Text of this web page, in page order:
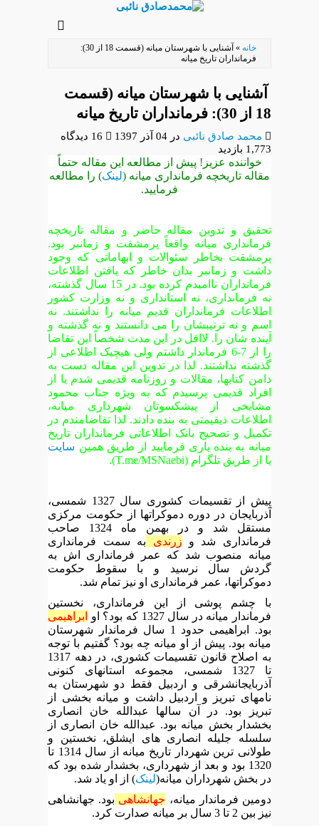
محتوای
اصلی
خانه »
آشنایی با شهرستان میانه (قسمت 18 از 30):
فرمانداران تاریخ میانه
آشنایی با شهرستان میانه (قسمت
18 از 30): فرمانداران تاریخ میانه
محمد صادق نائبی در 04 آذر 1397
1,773 بازدید
خواننده عزیز! پیش از مطالعه این مقاله حتماً
مقاله تاریخچه فرمانداری میانه (لینک) را مطالعه
فرمایید.
تحقیق و تدوین مقاله حاضر و مقاله تاریخچه
فرمانداری میانه واقعاً پرمشقت و زمانبر بود.
پرمشقت بخاطر سئوالات و ابهاماتی که وجود
داشت و زمانبر بدان خاطر که یافتن اطلاعات
فرمانداران ناامیدم کرده بود. در 15 سال گذشته،
نه فرمانداری، نه استانداری و نه وزارت کشور
اطلاعات فرمانداران قدیم میانه را نداشتند. نه
اسم و نه ترتیبشان را می دانستند و نه گذشته و
آینده شان را. لااقل در این مدت شخصاً این تقاضا
را از 7-6 فرماندار داشتم ولی هیچیک اطلاعی از
گذشته نداشتند. لذا در تدوین این مقاله دست به
دامن کتابها، مقالات و روزنامه قدیمی شدم یا از
افراد قدیمی پرسیدم که به ویژه جناب محمود
مشایخی از پیشکسوتان شهرداری میانه،
اطلاعات ذیقیمتی به بنده دادند. لذا تقاضامندم در
تکمیل و تصحیح بانک اطلاعاتی فرمانداران تاریخ
میانه به بنده یاری فرمایید از طریق همین سایت
یا از طریق تلگرام (T.me/MSNaebi).
پیش از تقسیمات کشوری سال 1327 شمسی،
آذربایجان در دوره دموکراتها از حکومت مرکزی
مستقل شد و در بهمن ماه 1324 صاحب
فرمانداری شد و زرندی به سمت فرمانداری
میانه منصوب شد که عمر فرمانداری اش به
گردش سال نرسید و با سقوط حکومت
دموکراتها، عمر فرمانداری او نیز تمام شد.
با چشم پوشی از این فرمانداری، نخستین
فرماندار میانه در سال 1327 که بود؟ او
ابراهیمی
بود. ابراهیمی حدود 1 سال فرماندار شهرستان
میانه بود. پیش از او میانه چه بود؟ گفتیم با توجه
به اصلاح قانون تقسیمات کشوری، در دهه 1317
تا 1327 شمسی، مجموعه استانهای کنونی
آذربایجانشرقی و اردبیل فقط دو شهرستان به
نامهای تبریز و اردبیل داشت و میانه بخشی از
تبریز بود. در آن سالها عبدالله خان انصاری
بخشدار بخش میانه بود. عبدالله خان انصاری از
سلسله جلیله انصاری های ایشلق، نخستین و
طولانی ترین شهردار تاریخ میانه از سال 1314 تا
1320 بود و بعد از شهرداری، بخشدار شده بود که
در بخش شهرداران میانه(لینک) از او یاد شد.
دومین فرماندار میانه، جهانشاهی بود. جهانشاهی
نیز بین 2 تا 3 سال بر میانه صدارت کرد.